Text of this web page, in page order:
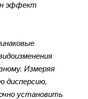
эффект
Измеряя
дисперсию,
установить